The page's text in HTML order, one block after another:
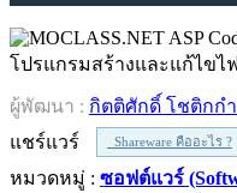
โปรแกรมสร้างและแก้ไขไ
ผู้พัฒนา : กิตติศักดิ์ โชติกก
แชร์แวร์
Shareware คืออะไร ?
หมวดหมู่ : ซอฟต์แวร์